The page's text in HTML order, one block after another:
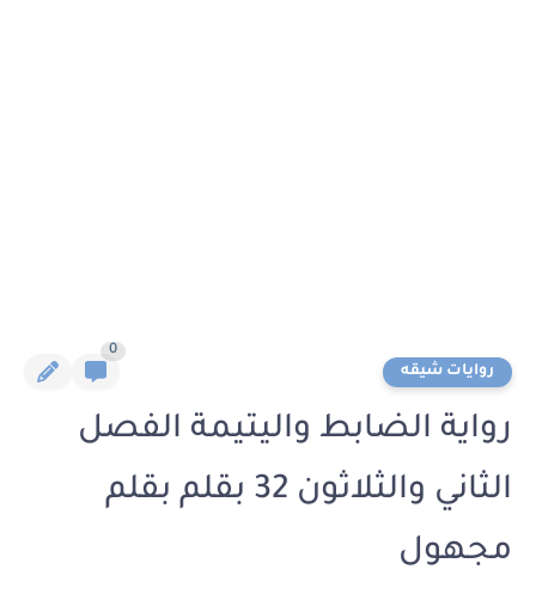
روايات شيقه
0
رواية الضابط واليتيمة الفصل
الثاني والثلاثون 32 بقلم بقلم
مجهول